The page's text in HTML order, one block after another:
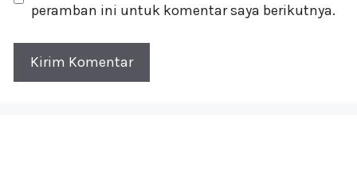
peramban ini untuk komentar saya berikutnya.